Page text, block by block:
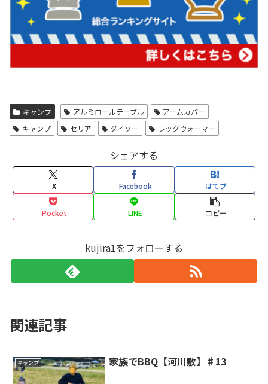
キャンプ アルミロールテーブル
アームカバー
キャンプ
セリア ダイソー レッグウォーマー
シェアする
X Facebook はてブ
Pocket LINE コピー
kujira1をフォローする
関連記事
キャンプ 家族でBBQ【河川敷】♯13